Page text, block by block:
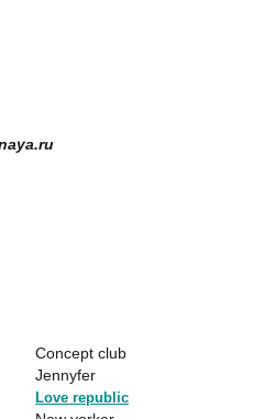
Concept club
Jennyfer
Love republic